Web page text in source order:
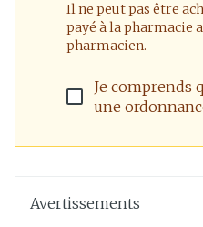
Il ne peut pas être
payé à la pharmacie
pharmacien.
Je comprends
une
Avertissements